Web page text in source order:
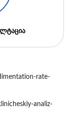
rate-
analiz-